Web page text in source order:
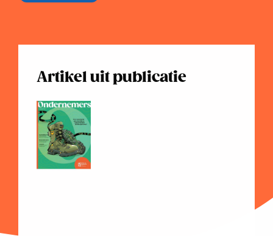
Artikel uit publicatie